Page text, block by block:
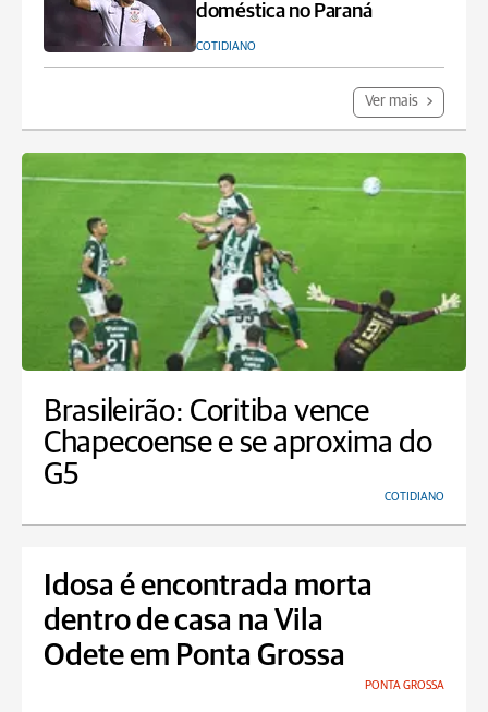
doméstica no Paraná
COTIDIANO
Ver mais
Brasileirão: Coritiba vence
Chapecoense e se aproxima do
G5
COTIDIANO
Idosa é encontrada morta
dentro de casa na Vila
Odete em Ponta Grossa
PONTA GROSSA